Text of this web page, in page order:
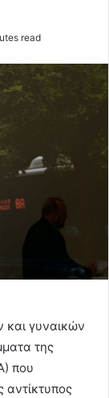
read
και γυναικών
της
που
αντίκτυπος